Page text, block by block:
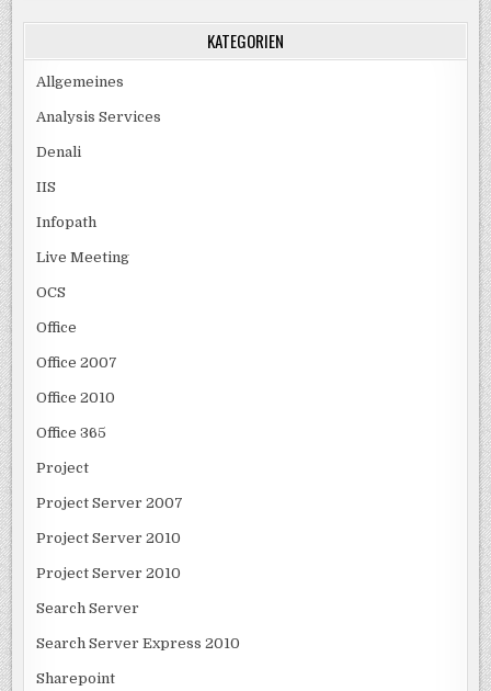
KATEGORIEN
Allgemeines
Analysis Services
Denali
IIS
Infopath
Live Meeting
OCS
Office
Office 2007
Office 2010
Office 365
Project
Project Server 2007
Project Server 2010
Project Server 2010
Search Server
Search Server Express 2010
Sharepoint